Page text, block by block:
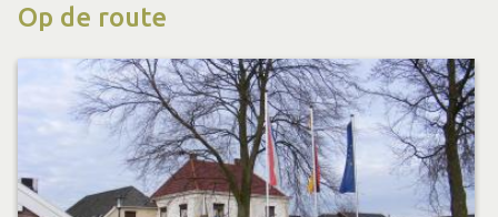
RoutAbel app
Op de route